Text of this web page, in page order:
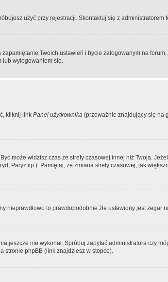
użyć przy rejestracji. Skontaktuj się z administratorem
Twoich ustawień i bycie zalogowanym na
lub wylogowaniem się.
kliknij link Panel użytkownika (przeważnie znajdujący się na
może widzisz czas ze strefy czasowej innej niż Twoja.
Paryż itp.). Pamiętaj, że zmiana strefy czasowej, jak
to prawdopodobnie źle ustawiony jest zegar
jeszcze nie wykonał. Spróbuj zapytać administratora czy
stronie phpBB (link znajdziesz w stopce).